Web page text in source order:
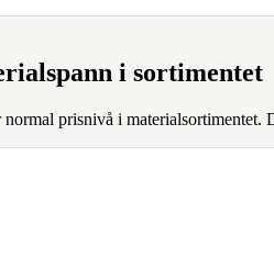
i sortimentet
normal prisnivå i